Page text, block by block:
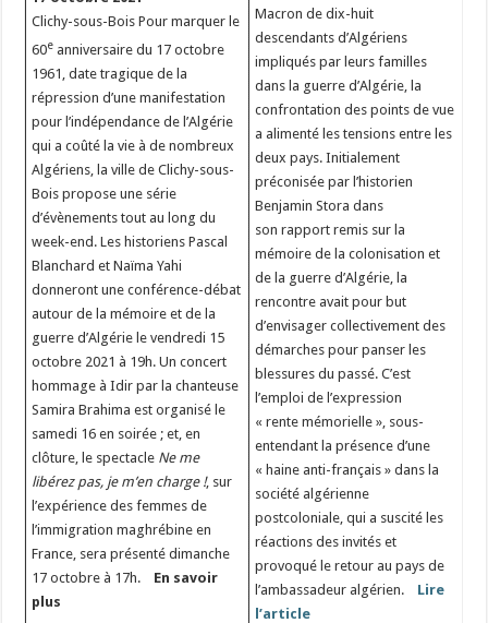
Clichy-sous-Bois Pour marquer le
60e anniversaire du 17 octobre
1961, date tragique de la
répression d’une manifestation
pour l’indépendance de l’Algérie
qui a coûté la vie à de nombreux
Algériens, la ville de Clichy-sous-
Bois propose une série
d’évènements tout au long du
week-end. Les historiens Pascal
Blanchard et Naïma Yahi
donneront une conférence-débat
autour de la mémoire et de la
guerre d’Algérie le vendredi 15
octobre 2021 à 19h. Un concert
hommage à Idir par la chanteuse
Samira Brahima est organisé le
samedi 16 en soirée ; et, en
clôture, le spectacle Ne me
libérez pas, je m’en charge !, sur
l’expérience des femmes de
l’immigration maghrébine en
France, sera présenté dimanche
17 octobre à 17h. En savoir
plus
Macron de dix-huit
descendants d’Algériens
impliqués par leurs familles
dans la guerre d’Algérie, la
confrontation des points de vue
a alimenté les tensions entre les
deux pays. Initialement
préconisée par l’historien
Benjamin Stora dans
son rapport remis sur la
mémoire de la colonisation et
de la guerre d’Algérie, la
rencontre avait pour but
d’envisager collectivement des
démarches pour panser les
blessures du passé. C’est
l’emploi de l’expression
« rente mémorielle », sous-
entendant la présence d’une
« haine anti-français » dans la
société algérienne
postcoloniale, qui a suscité les
réactions des invités et
provoqué le retour au pays de
l’ambassadeur algérien. Lire
l’article